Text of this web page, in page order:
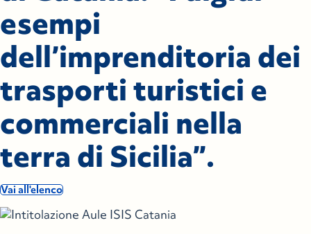
esempi
dell’imprenditoria dei
trasporti turistici e
commerciali nella
terra di Sicilia”.
Vai all'elenco